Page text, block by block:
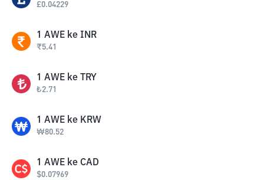
£0.04229
1 AWE ke INR
₹5.41
1 AWE ke TRY
₺2.71
1 AWE ke KRW
₩80.52
1 AWE ke CAD
$0.07969